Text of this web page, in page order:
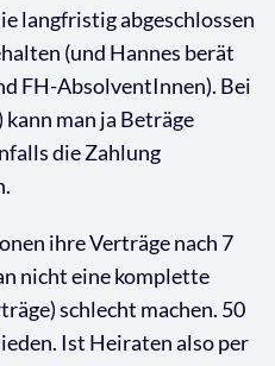
langfristig abgeschlossen
(und Hannes berät
FH-AbsolventInnen). Bei
man ja Beträge
die Zahlung
ihre Verträge nach 7
nicht eine komplette
schlecht machen. 50
Ist Heiraten also per